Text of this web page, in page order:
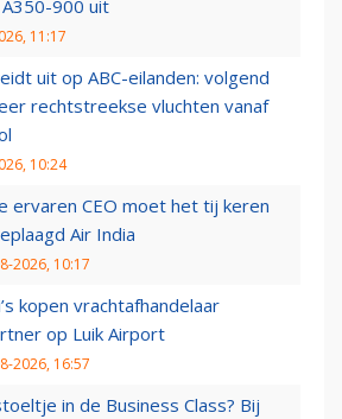
900 uit
11:17
uit op ABC-eilanden: volgend
rechtstreekse vluchten vanaf
10:24
ervaren CEO moet het tij keren
Air India
2026, 10:17
kopen vrachtafhandelaar
op Luik Airport
2026, 16:57
in de Business Class? Bij